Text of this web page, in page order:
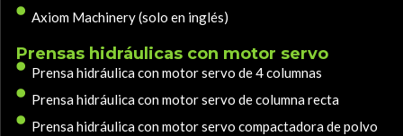
Axiom Machinery (solo en inglés)
Prensas hidráulicas con motor servo
Prensa hidráulica con motor servo de 4 columnas
Prensa hidráulica con motor servo de columna recta
Prensa hidráulica con motor servo compactadora de polvo